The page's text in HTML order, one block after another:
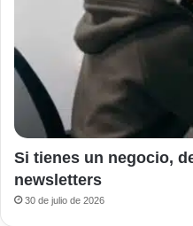
Si tienes un negocio,
newsletters
30 de julio de 2026